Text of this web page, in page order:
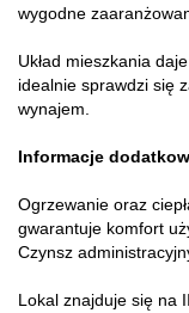
wygodne
Układ mieszkania
idealnie sprawdzi się
wynajem.
Informacje
Ogrzewanie oraz
gwarantuje komfort
Czynsz
Lokal znajduje się na